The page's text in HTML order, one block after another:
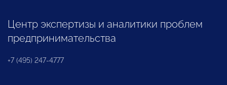
Центр экспертизы и аналитики проблем
предпринимательства
+7 (495) 247-4777